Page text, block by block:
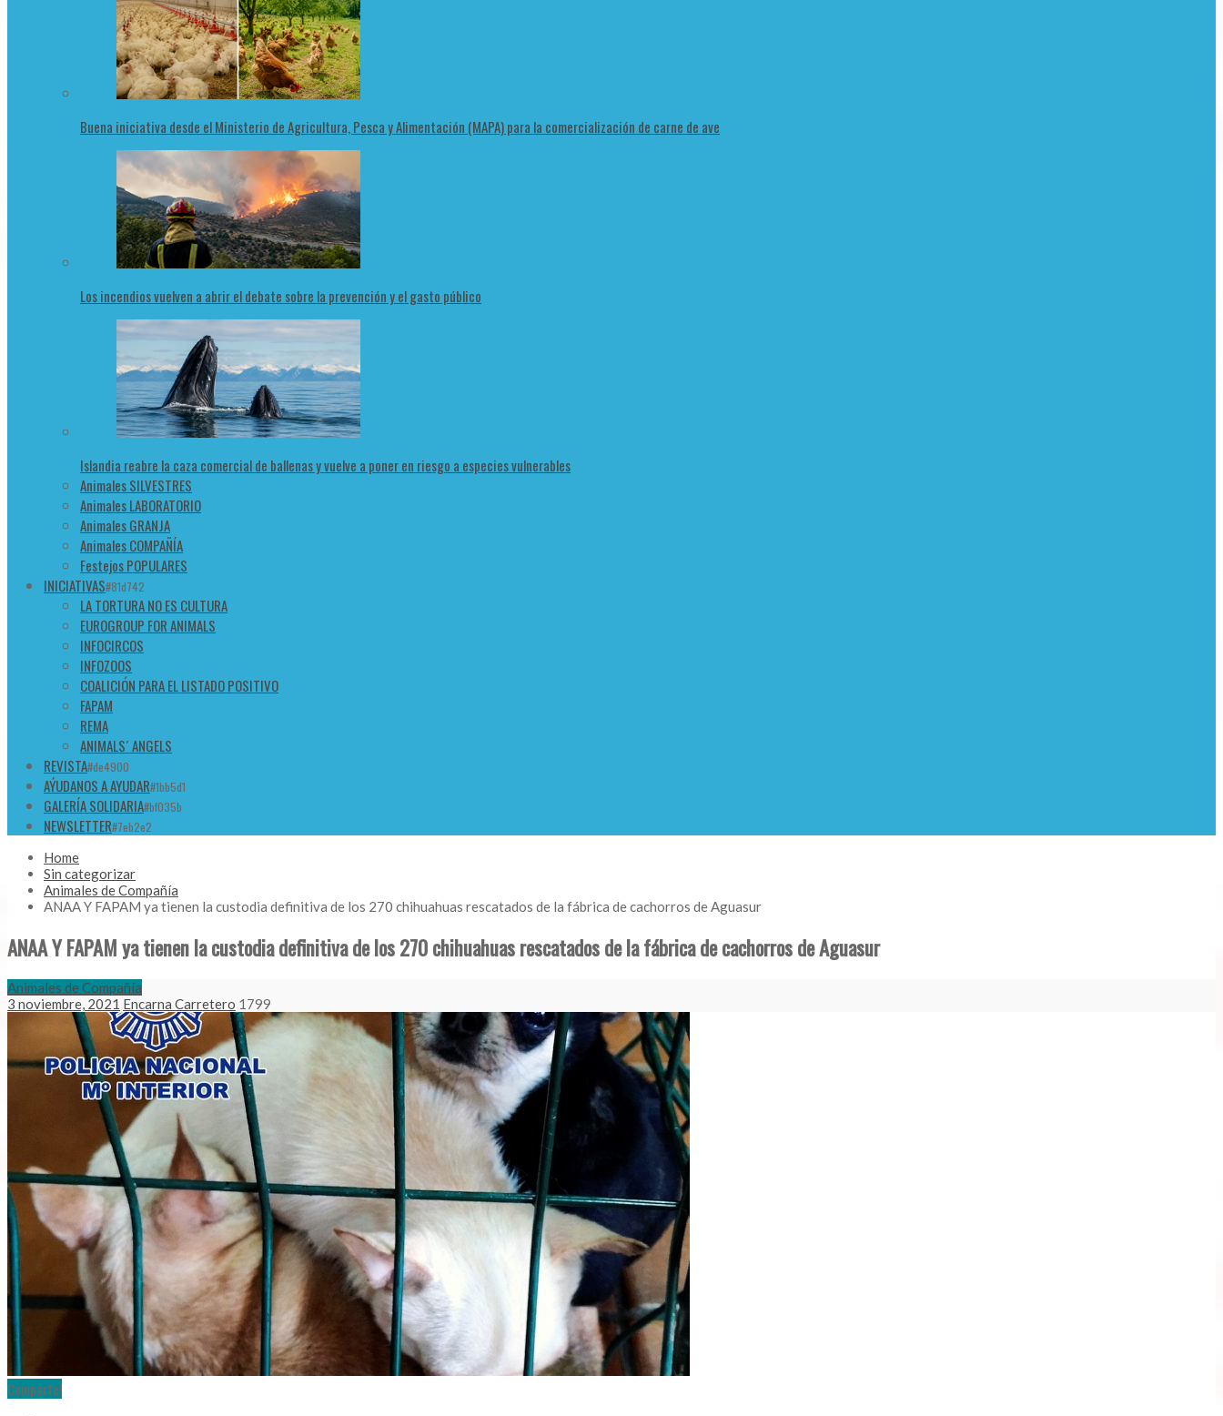
Buena iniciativa desde el Ministerio de Agricultura, Pesca y Alimentación (MAPA) para la comercialización de carne de ave
Los incendios vuelven a abrir el debate sobre la prevención y el gasto público
Islandia reabre la caza comercial de ballenas y vuelve a poner en riesgo a especies vulnerables
Animales SILVESTRES
Animales LABORATORIO
Animales GRANJA
Animales COMPAÑÍA
Festejos POPULARES
INICIATIVAS#81d742
LA TORTURA NO ES CULTURA
EUROGROUP FOR ANIMALS
INFOCIRCOS
INFOZOOS
COALICIÓN PARA EL LISTADO POSITIVO
FAPAM
REMA
ANIMALS´ ANGELS
REVISTA#de4900
AÝUDANOS A AYUDAR#1bb5d1
GALERÍA SOLIDARIA#bf035b
NEWSLETTER#7eb2e2
Home
Sin categorizar
Animales de Compañía
ANAA Y FAPAM ya tienen la custodia definitiva de los 270 chihuahuas rescatados de la fábrica de cachorros de Aguasur
ANAA Y FAPAM ya tienen la custodia definitiva de los 270 chihuahuas rescatados de la fábrica de cachorros de Aguasur
Animales de Compañía
3 noviembre, 2021 Encarna Carretero 1799
Comparte!